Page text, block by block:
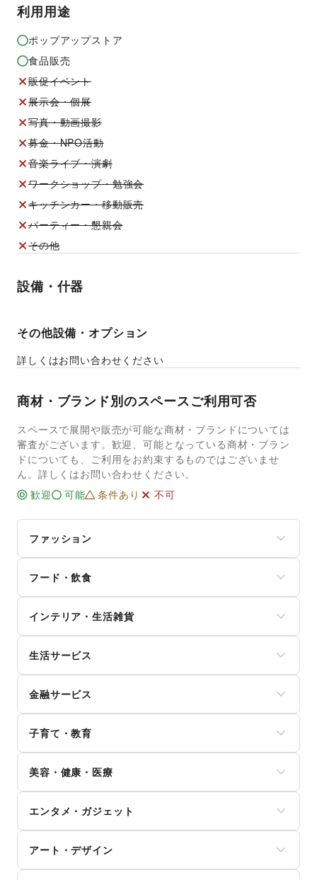
利用用途
ポップアップストア
食品販売
販促イベント
展示会・個展
写真・動画撮影
募金・NPO活動
音楽ライブ・演劇
ワークショップ・勉強会
キッチンカー・移動販売
パーティー・懇親会
その他
設備・什器
その他設備・オプション
詳しくはお問い合わせください
商材・ブランド別のスペースご利用可否
スペースで展開や販売が可能な商材・ブランドについては
審査がございます。歓迎、可能となっている商材・ブラン
ドについても、ご利用をお約束するものではございませ
ん。詳しくはお問い合わせください。
歓迎
可能 条件あり 不可
ファッション
レディースファッション
ユニセックス
インナー・ルームウェア
キッズ・ベビー・マタニティ
スポーツ
シーズナルウェア
腕時計
靴
バッグ・革小物
ファッション雑貨
和服・着物
古着
その他ファッション
フード・飲食
和菓子
パン
お弁当・惣菜
軽食・ホットスナック
コーヒー・紅茶
その他飲料
食材・調味料
物産展・マルシェ
キッチンカー・移動販売
野菜・果物・生鮮食品
その他フード・飲食
インテリア・生活雑貨
寝具・ベッド
家具・家電
キッチン雑貨・調理器具
掃除用品・生活便利品
文房具
手芸・ハンドメイド
花・盆栽・ドライフラワー
犬・猫・ペット
日用雑貨
食器・陶磁器
その他インテリア・生活雑貨
生活サービス
インターネット・プロバイダ
電気・ガス
ウォーターサーバー
ハウスクリーニング・家事代行
定期宅配
リサイクル雑貨・古本
冠婚葬祭
資格・習い事
リフォーム
住宅（購入・賃貸）
たばこ
金融サービス
保険
銀行
住宅ローン
証券・FX
不動産投資
その他金融サービス
子育て・教育
ランドセル
学習教材・通信教育
子供向け教室・レッスン
塾・家庭教師
おもちゃ・絵本
その他子育て・教育
美容・健康・医療
ダイエット・健康グッズ
美容・コスメ・香水
ヘアケア・シャンプー
美容家電
ヘアサロン・ネイルサロン
エンタメ・ガジェット
スマホアクセサリー
ガジェット
アート・デザイン